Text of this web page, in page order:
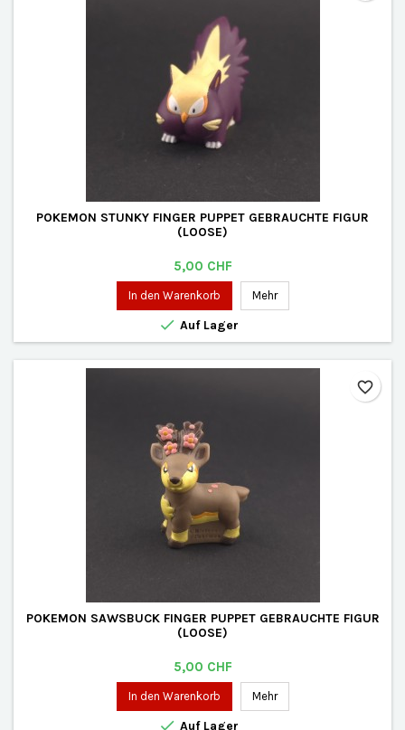
POKEMON STUNKY FINGER PUPPET GEBRAUCHTE FIGUR
(LOOSE)
Preis
5,00 CHF
In den Warenkorb Mehr
 Auf Lager
POKEMON SAWSBUCK FINGER PUPPET GEBRAUCHTE FIGUR
(LOOSE)
Preis
5,00 CHF
In den Warenkorb Mehr
 Auf Lager
favorite_border